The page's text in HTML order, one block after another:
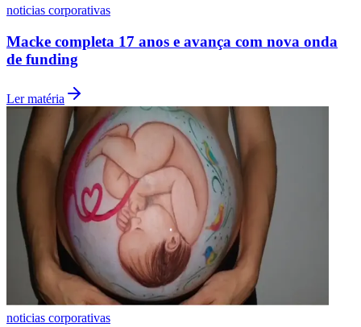
Botafogo
noticias corporativas
Macke completa 17 anos e avança com nova onda
de funding
Ler matéria
noticias corporativas